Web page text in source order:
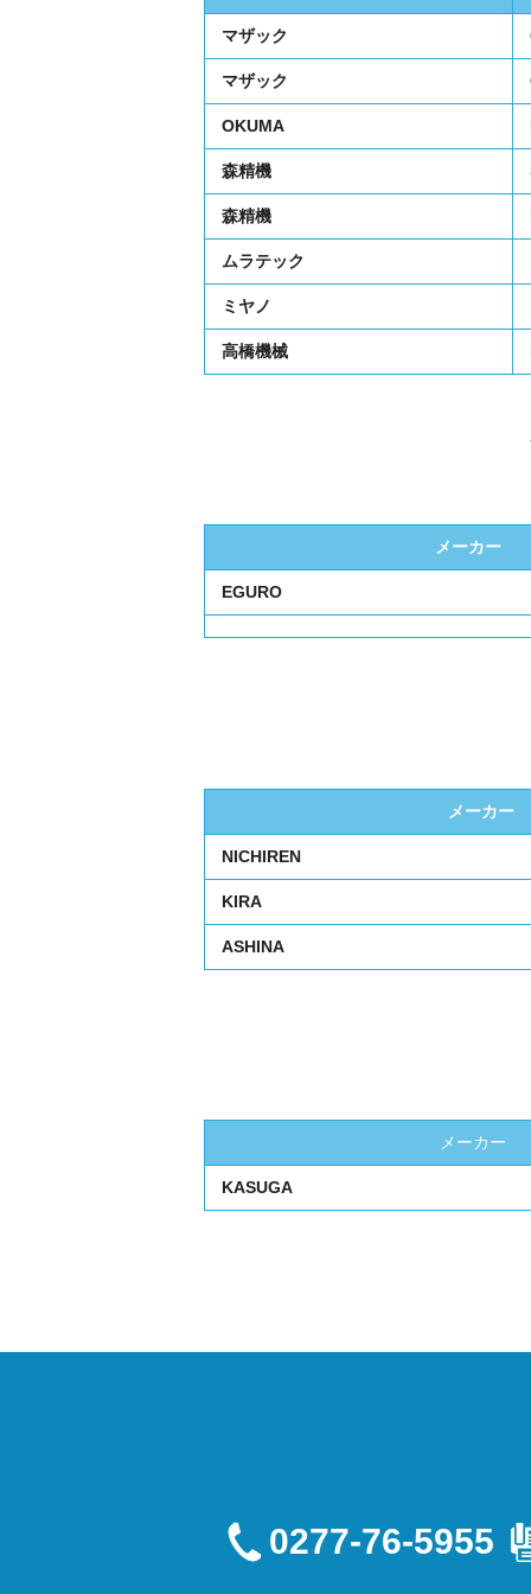
マザック
マザック
OKUMA
森精機
森精機
ムラテック
ミヤノ
高橋機械
メーカー
EGURO
メーカー
NICHIREN
KIRA
ASHINA
メーカー
KASUGA
0277-76-5955